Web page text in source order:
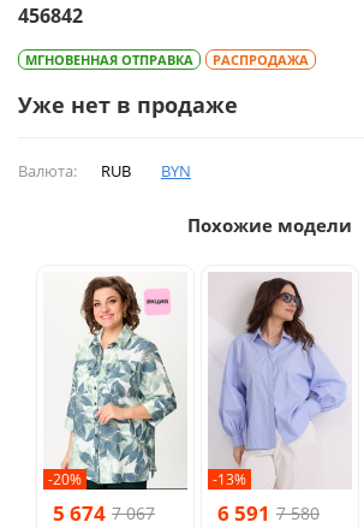
456842
МГНОВЕННАЯ ОТПРАВКА РАСПРОДАЖА
Уже нет в продаже
Валюта: RUB BYN
Похожие модели
-20%
5 674 7 067
-13%
6 591 7 580